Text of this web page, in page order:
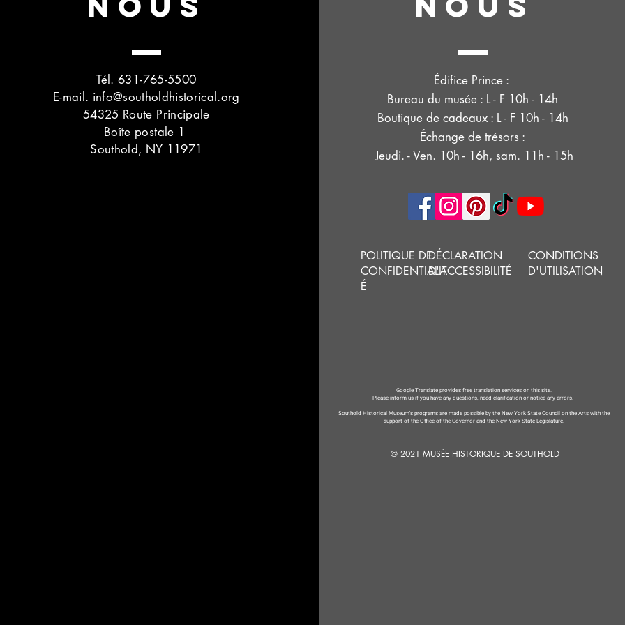
Tél. 631-765-5500
E-mail. info@southoldhistorical.org
54325 Route Principale
Boîte postale 1
Southold, NY 11971
Édifice Prince :
Bureau du musée : L - F 10h - 14h
Boutique de cadeaux : L - F 10h - 14h
Échange de trésors :
Jeudi. - Ven. 10h - 16h, sam. 11h - 15h
POLITIQUE DE
CONFIDENTIALIT
É
DÉCLARATION
D'ACCESSIBILITÉ
CONDITIONS
D'UTILISATION
Google Translate provides free translation services on this site.
Please inform us if you have any questions, need clarification or notice any errors.
Southold Historical Museum's programs are made possible by the New York State Council on the Arts with the
support of the Office of the Governor and the New York State Legislature.
© 2021 MUSÉE HISTORIQUE DE SOUTHOLD